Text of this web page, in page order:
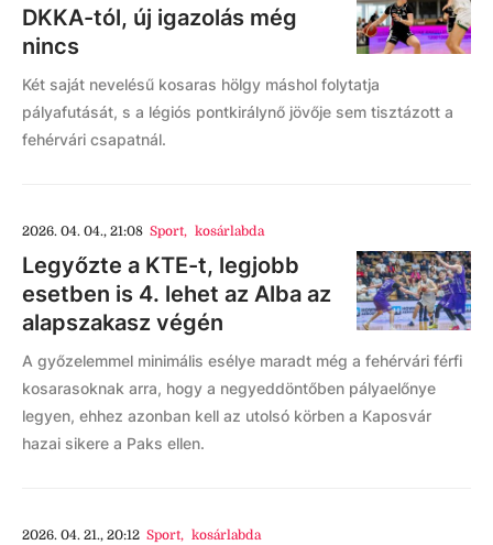
DKKA-tól, új igazolás még
nincs
Két saját nevelésű kosaras hölgy máshol folytatja
pályafutását, s a légiós pontkirálynő jövője sem tisztázott a
fehérvári csapatnál.
2026. 04. 04., 21:08 Sport, kosárlabda
Legyőzte a KTE-t, legjobb
esetben is 4. lehet az Alba az
alapszakasz végén
A győzelemmel minimális esélye maradt még a fehérvári férfi
kosarasoknak arra, hogy a negyeddöntőben pályaelőnye
legyen, ehhez azonban kell az utolsó körben a Kaposvár
hazai sikere a Paks ellen.
2026. 04. 21., 20:12 Sport, kosárlabda